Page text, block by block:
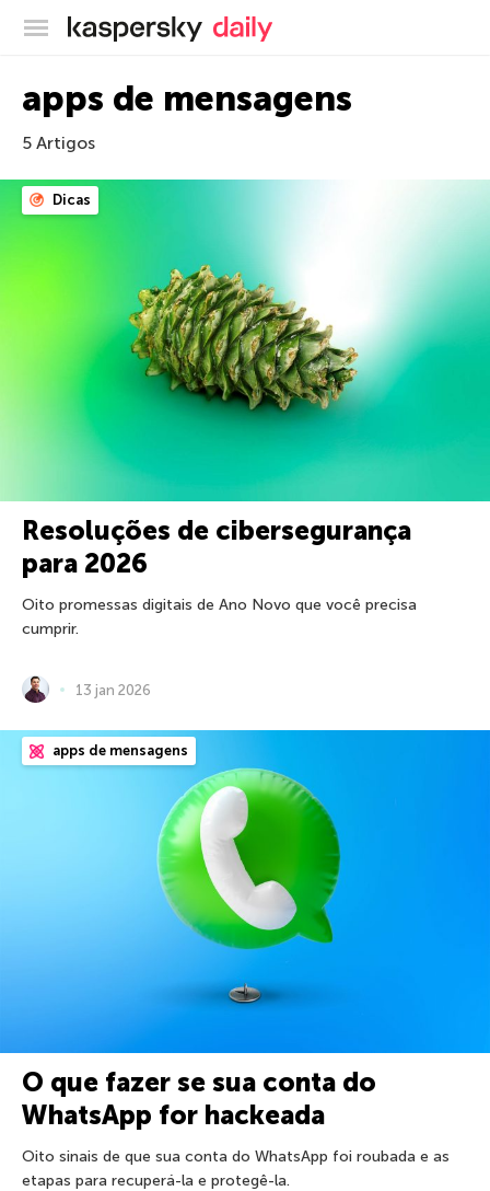
Blog oficial da Kaspersky
apps de mensagens
5 Artigos
Dicas
Resoluções de cibersegurança
para 2026
Oito promessas digitais de Ano Novo que você precisa
cumprir.
13 jan 2026
apps de mensagens
O que fazer se sua conta do
WhatsApp for hackeada
Oito sinais de que sua conta do WhatsApp foi roubada e as
etapas para recuperá-la e protegê-la.